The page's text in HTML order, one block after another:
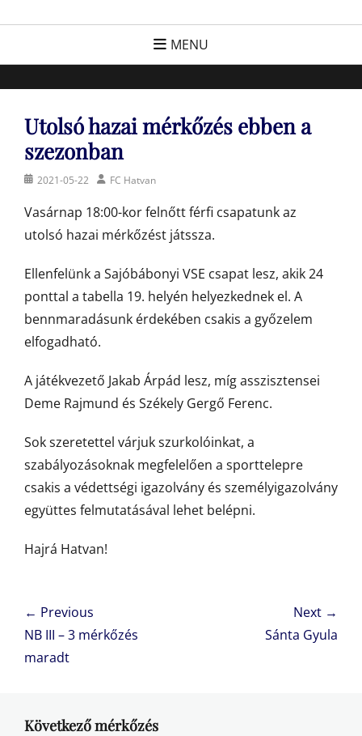
FC Hatvan
Egyesület a hatvani labdarúgásért, sportért!
MENU
Utolsó hazai mérkőzés ebben a
szezonban
Posted2021-05-22 AuthorFC Hatvan
Vasárnap 18:00-kor felnőtt férfi csapatunk az
utolsó hazai mérkőzést játssza.
Ellenfelünk a Sajóbábonyi VSE csapat lesz, akik 24
ponttal a tabella 19. helyén helyezkednek el. A
bennmaradásunk érdekében csakis a győzelem
elfogadható.
A játékvezető Jakab Árpád lesz, míg asszisztensei
Deme Rajmund és Székely Gergő Ferenc.
Sok szeretettel várjuk szurkolóinkat, a
szabályozásoknak megfelelően a sporttelepre
csakis a védettségi igazolvány és személyigazolvány
együttes felmutatásával lehet belépni.
Hajrá Hatvan!
Bejegyzés
navigáció
← Previous
Previous
post:
NB III – 3 mérkőzés
maradt
Next →
Sánta Gyula
Következő mérkőzés